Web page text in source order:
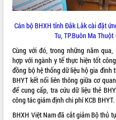
Không có file video nào để phát.
ALBUM ẢNH
Cán bộ BHXH tỉnh Đắk Lắk cài đặt
Tu, TP.Buôn Ma Thuột
Cùng với đó, trong những năm
hợp với ngành y tế thực hiện tốt
đồng bộ hệ thống dữ liệu hộ gia đình
BHYT kết nối liên thông giữa cơ
để cung cấp, tra cứu dữ liệu thẻ
công tác giám định chi phí KCB BHYT.
BHXH Việt Nam đã cắt giảm Bộ thủ